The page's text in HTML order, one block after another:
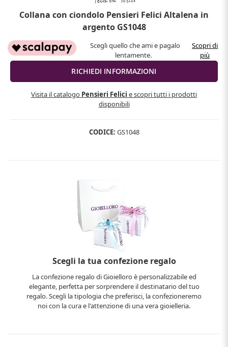
Collana con ciondolo Pensieri Felici Altalena in
argento GS1048
Scegli quello che ami e pagalo
lentamente.
Scopri di
più
Visita il catalogo Pensieri Felici e scopri tutti i prodotti
disponibili
CODICE: GS1048
Scegli la tua confezione regalo
La confezione regalo di Gioielloro è personalizzabile ed
elegante, perfetta per sorprendere il destinatario del tuo
regalo. Scegli la tipologia che preferisci, la confezioneremo
noi con la cura e l'attenzione di una vera gioielleria.